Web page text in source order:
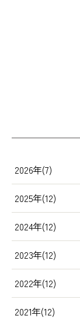
2026年(7)
2025年(12)
2024年(12)
2023年(12)
2022年(12)
2021年(12)